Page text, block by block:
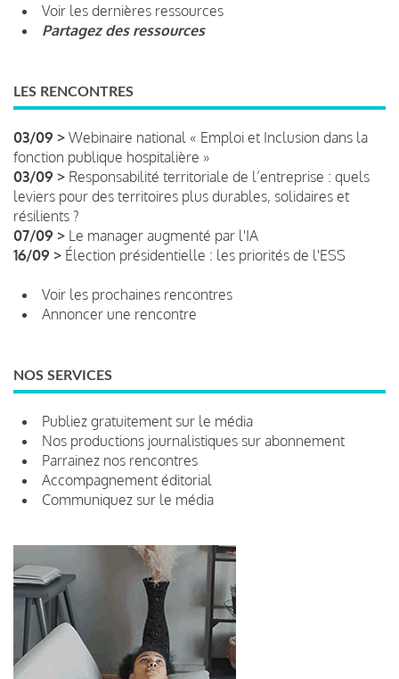
Voir les dernières ressources
Partagez des ressources
LES RENCONTRES
03/09 > Webinaire national « Emploi et Inclusion dans la
fonction publique hospitalière »
03/09 > Responsabilité territoriale de l’entreprise : quels
leviers pour des territoires plus durables, solidaires et
résilients ?
07/09 > Le manager augmenté par l'IA
16/09 > Élection présidentielle : les priorités de l'ESS
Voir les prochaines rencontres
Annoncer une rencontre
NOS SERVICES
Publiez gratuitement sur le média
Nos productions journalistiques sur abonnement
Parrainez nos rencontres
Accompagnement éditorial
Communiquez sur le média